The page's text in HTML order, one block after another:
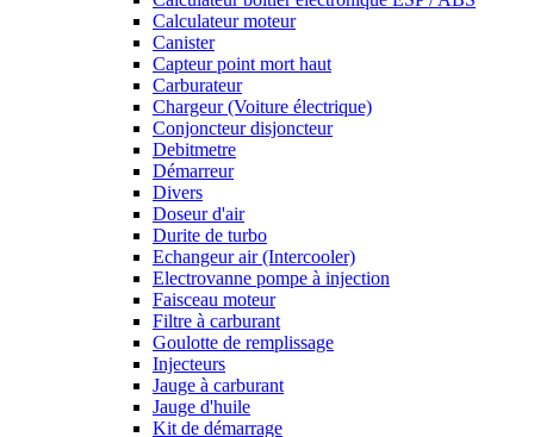
Calculateur moteur
Canister
Capteur point mort haut
Carburateur
Chargeur (Voiture électrique)
Conjoncteur disjoncteur
Debitmetre
Démarreur
Divers
Doseur d'air
Durite de turbo
Echangeur air (Intercooler)
Electrovanne pompe à injection
Faisceau moteur
Filtre à carburant
Goulotte de remplissage
Injecteurs
Jauge à carburant
Jauge d'huile
Kit de démarrage